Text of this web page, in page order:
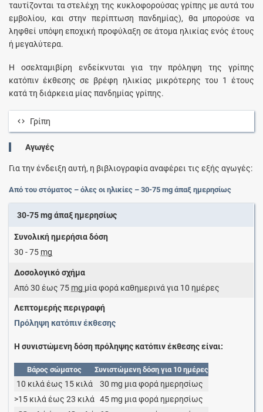
ταυτίζονται τα στελέχη της κυκλοφορούσας γρίπης με αυτά του
εμβολίου, και στην περίπτωση πανδημίας), θα μπορούσε να
ληφθεί υπόψη εποχική προφύλαξη σε άτομα ηλικίας ενός έτους
ή μεγαλύτερα.
Η οσελταμιβίρη ενδείκνυται για την πρόληψη της γρίπης
κατόπιν έκθεσης σε βρέφη ηλικίας μικρότερης του 1 έτους
κατά τη διάρκεια μίας πανδημίας γρίπης.
Γρίπη
Αγωγές
Για την ένδειξη αυτή, η βιβλιογραφία αναφέρει τις εξής αγωγές:
Από του στόματος – όλες οι ηλικίες – 30-75 mg άπαξ ημερησίως
30-75 mg άπαξ ημερησίως
Συνολική ημερήσια δόση
30 - 75 mg
Δοσολογικό σχήμα
Από 30 έως 75 mg μία φορά καθημερινά για 10 ημέρες
Λεπτομερής περιγραφή
Πρόληψη κατόπιν έκθεσης
Η συνιστώμενη δόση πρόληψης κατόπιν έκθεσης είναι:
Βάρος σώματος Συνιστώμενη δόση για 10 ημέρες
10 κιλά έως 15 κιλά
30 mg μια φορά ημερησίως
>15 κιλά έως 23 κιλά 45 mg μια φορά ημερησίως